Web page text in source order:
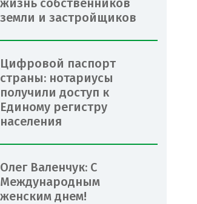
земли и застройщиков
Цифровой паспорт
страны: нотариусы
получили доступ к
Единому регистру
населения
Олег Валенчук: С
Международным
женским днем!